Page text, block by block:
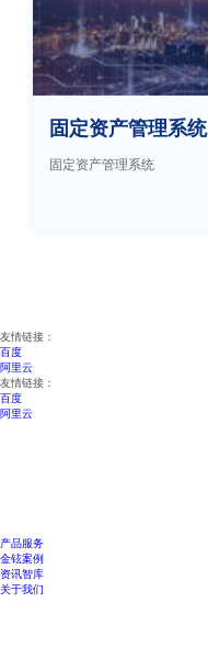
固定资产管理系统
固定资产管理系统
友情链接：
百度
阿里云
友情链接：
百度
阿里云
产品服务
金铉案例
资讯智库
关于我们